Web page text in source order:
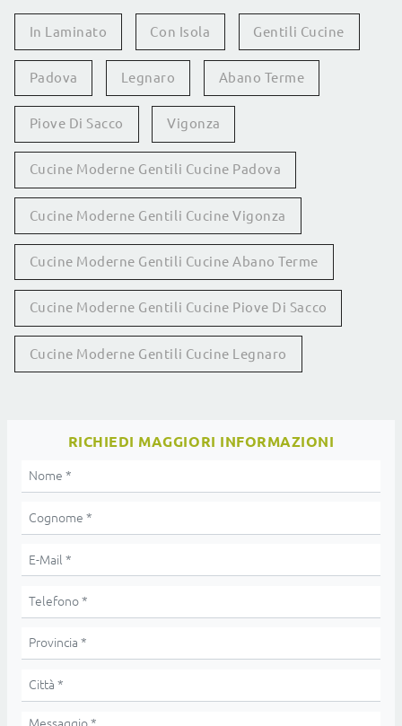
In Laminato Con Isola Gentili Cucine
Padova Legnaro Abano Terme
Piove Di Sacco Vigonza
Cucine Moderne Gentili Cucine Padova
Cucine Moderne Gentili Cucine Vigonza
Cucine Moderne Gentili Cucine Abano Terme
Cucine Moderne Gentili Cucine Piove Di Sacco
Cucine Moderne Gentili Cucine Legnaro
RICHIEDI MAGGIORI INFORMAZIONI